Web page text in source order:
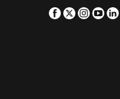
Facebook
Twitter